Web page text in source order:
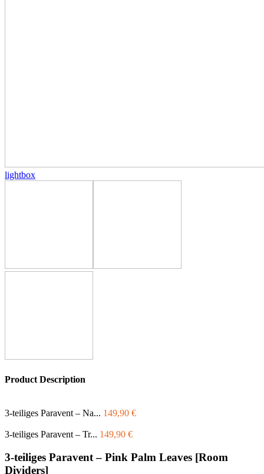
lightbox
Product Description
3-teiliges Paravent – Na... 149,90 €
3-teiliges Paravent – Tr... 149,90 €
3-teiliges Paravent – Pink Palm Leaves [Room
Dividers]